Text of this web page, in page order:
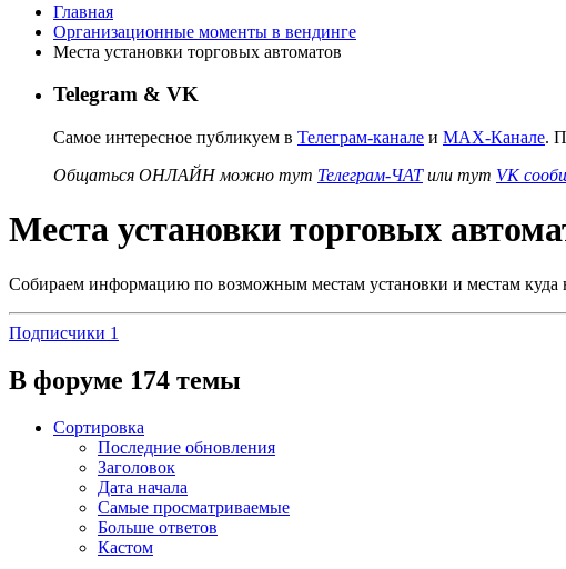
Главная
Организационные моменты в вендинге
Места установки торговых автоматов
Telegram & VK
Самое интересное публикуем в Телеграм-канале и MAX-Канале.
Общаться ОНЛАЙН можно тут Телеграм-ЧАТили тут VK
Места установки торговых
Собираем информацию по возможным местам установки и местам куда
Подписчики 1
В форуме 174 темы
Сортировка
Последние обновления
Заголовок
Дата начала
Самые просматриваемые
Больше ответов
Кастом